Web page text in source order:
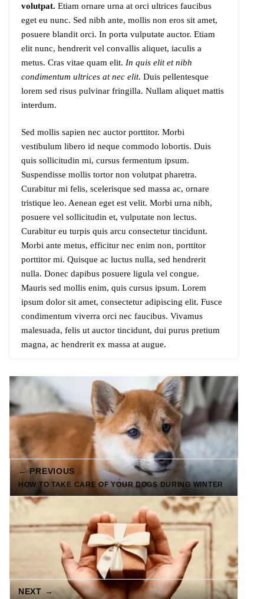
volutpat. Etiam ornare urna at orci ultrices faucibus
eget eu nunc. Sed nibh ante, mollis non eros sit amet,
posuere blandit orci. In porta vulputate auctor. Etiam
elit nunc, hendrerit vel convallis aliquet, iaculis a
metus. Cras vitae quam elit. In quis elit et nibh
condimentum ultrices at nec elit. Duis pellentesque
lorem sed risus pulvinar fringilla. Nullam aliquet mattis
interdum.
Sed mollis sapien nec auctor porttitor. Morbi
vestibulum libero id neque commodo lobortis. Duis
quis sollicitudin mi, cursus fermentum ipsum.
Suspendisse mollis tortor non volutpat pharetra.
Curabitur mi felis, scelerisque sed massa ac, ornare
tristique leo. Aenean eget est velit. Morbi urna nibh,
posuere vel sollicitudin et, vulputate non lectus.
Curabitur eu turpis quis arcu consectetur tincidunt.
Morbi ante metus, efficitur nec enim non, porttitor
porttitor mi. Quisque ac luctus nulla, sed hendrerit
nulla. Donec dapibus posuere ligula vel congue.
Mauris sed mollis enim, quis cursus ipsum. Lorem
ipsum dolor sit amet, consectetur adipiscing elit. Fusce
condimentum viverra orci nec faucibus. Vivamus
malesuada, felis ut auctor tincidunt, dui purus pretium
magna, ac hendrerit ex massa at augue.
← PREVIOUS
HOW TO TAKE CARE OF YOUR DOGS DURING WINTER
NEXT →